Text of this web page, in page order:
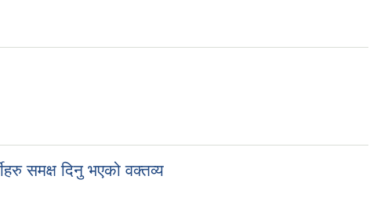
समक्ष दिनु भएको वक्तव्य